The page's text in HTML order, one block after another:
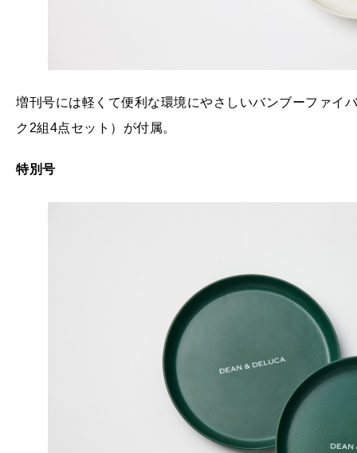
増刊号には軽くて便利な環境にやさしいバンブーファイ
ク2組4点セット）が付属。
特別号